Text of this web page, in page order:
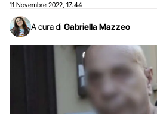
11 Novembre 2022 17:44
A cura di Gabriella Mazzeo